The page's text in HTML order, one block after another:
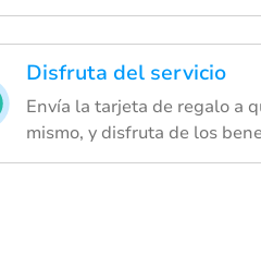
Disfruta del servicio
Envía la tarjeta de regalo a
mismo, y disfruta de los